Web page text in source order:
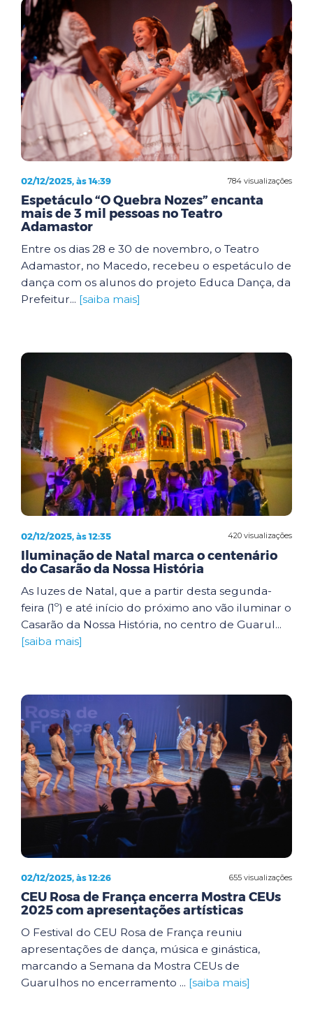
784 visualizações
02/12/2025, às 14:39
Espetáculo “O Quebra Nozes” encanta
mais de 3 mil pessoas no Teatro
Adamastor
Entre os dias 28 e 30 de novembro, o Teatro
Adamastor, no Macedo, recebeu o espetáculo de
dança com os alunos do projeto Educa Dança, da
Prefeitur... [saiba mais]
420 visualizações
02/12/2025, às 12:35
Iluminação de Natal marca o centenário
do Casarão da Nossa História
As luzes de Natal, que a partir desta segunda-
feira (1º) e até início do próximo ano vão iluminar o
Casarão da Nossa História, no centro de Guarul...
[saiba mais]
655 visualizações
02/12/2025, às 12:26
CEU Rosa de França encerra Mostra CEUs
2025 com apresentações artísticas
O Festival do CEU Rosa de França reuniu
apresentações de dança, música e ginástica,
marcando a Semana da Mostra CEUs de
Guarulhos no encerramento ... [saiba mais]